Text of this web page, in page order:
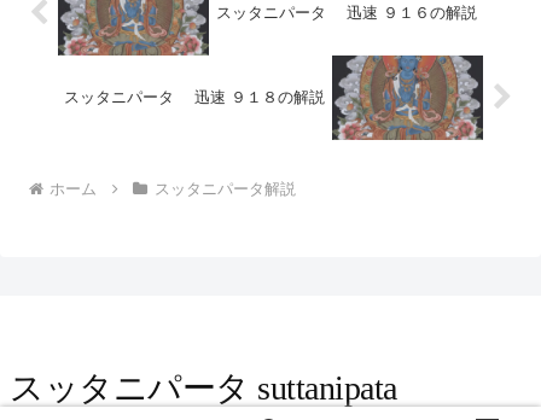
スッタニパータ 迅速 ９１６の解説
スッタニパータ 迅速 ９１８の解説
ホーム スッタニパータ解説
スッタニパータ suttanipata